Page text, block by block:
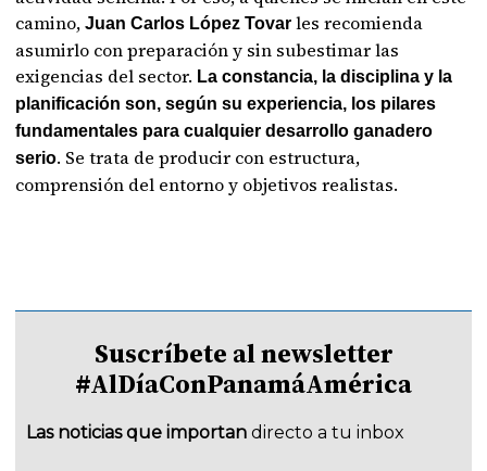
camino,Juan Carlos López Tovar les recomienda
asumirlo con preparación y sin subestimar las
exigencias del sector. La constancia, la disciplina y la
planificación son, según su experiencia, los pilares
fundamentales para cualquier desarrollo ganadero
serio. Se trata de producir con estructura,
comprensión del entorno y objetivos realistas.
Suscríbete al newsletter
#AlDíaConPanamáAmérica
Las noticias que importan directo a tu inbox